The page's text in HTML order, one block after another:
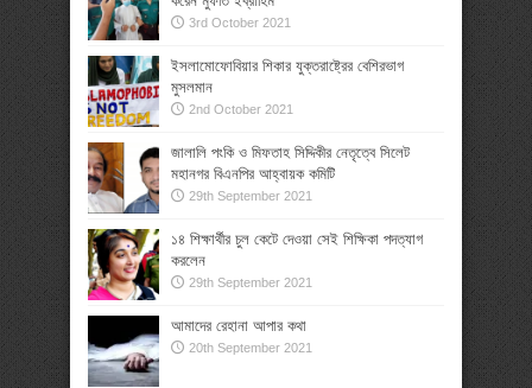
3rd October 2021
ইসলামোফোবিয়ার শিকার যুক্তরাষ্ট্রের বেশিরভাগ
মুসলমান
2nd October 2021
জালালি পংকি ও মিফতাহ সিদ্দিকীর নেতৃত্বে সিলেট
মহানগর বিএনপির আহ্বায়ক কমিটি
29th September 2021
১৪ শিক্ষার্থীর চুল কেটে দেওয়া সেই শিক্ষিকা পদত্যাগ
করলেন
29th September 2021
আমাদের রেহানা আপার কথা
20th September 2021